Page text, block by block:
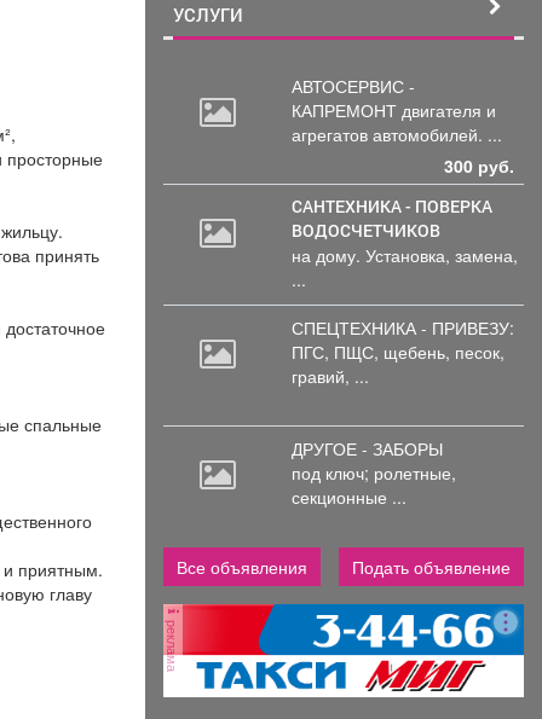
просторные
принять
спальные
приятным.
главу
УСЛУГИ
АВТОСЕРВИС -
КАПРЕМОНТ двигателя и
агрегатов автомобилей. ...
300 руб.
САНТЕХНИКА - ПОВЕРКА
ВОДОСЧЕТЧИКОВ
на дому. Установка, замена,
...
СПЕЦТЕХНИКА - ПРИВЕЗУ:
ПГС, ПЩС, щебень, песок,
гравий, ...
ДРУГОЕ - ЗАБОРЫ
под ключ; ролетные,
секционные ...
Все объявления Подать объявление
реклама